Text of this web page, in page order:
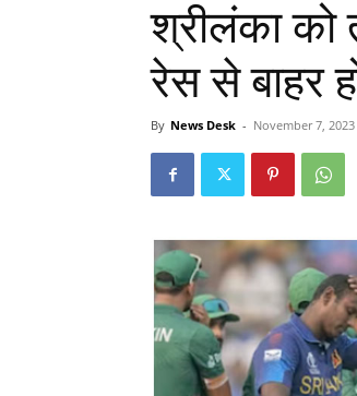
श्रीलंका को
रेस से बाहर
By News Desk - November 7, 2023